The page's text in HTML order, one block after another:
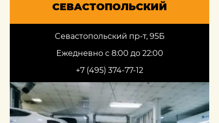
СЕВАСТОПОЛЬСКИЙ
Севастопольский пр-т, 95Б
Ежедневно с 8:00 до 22:00
+7 (495) 374-77-12